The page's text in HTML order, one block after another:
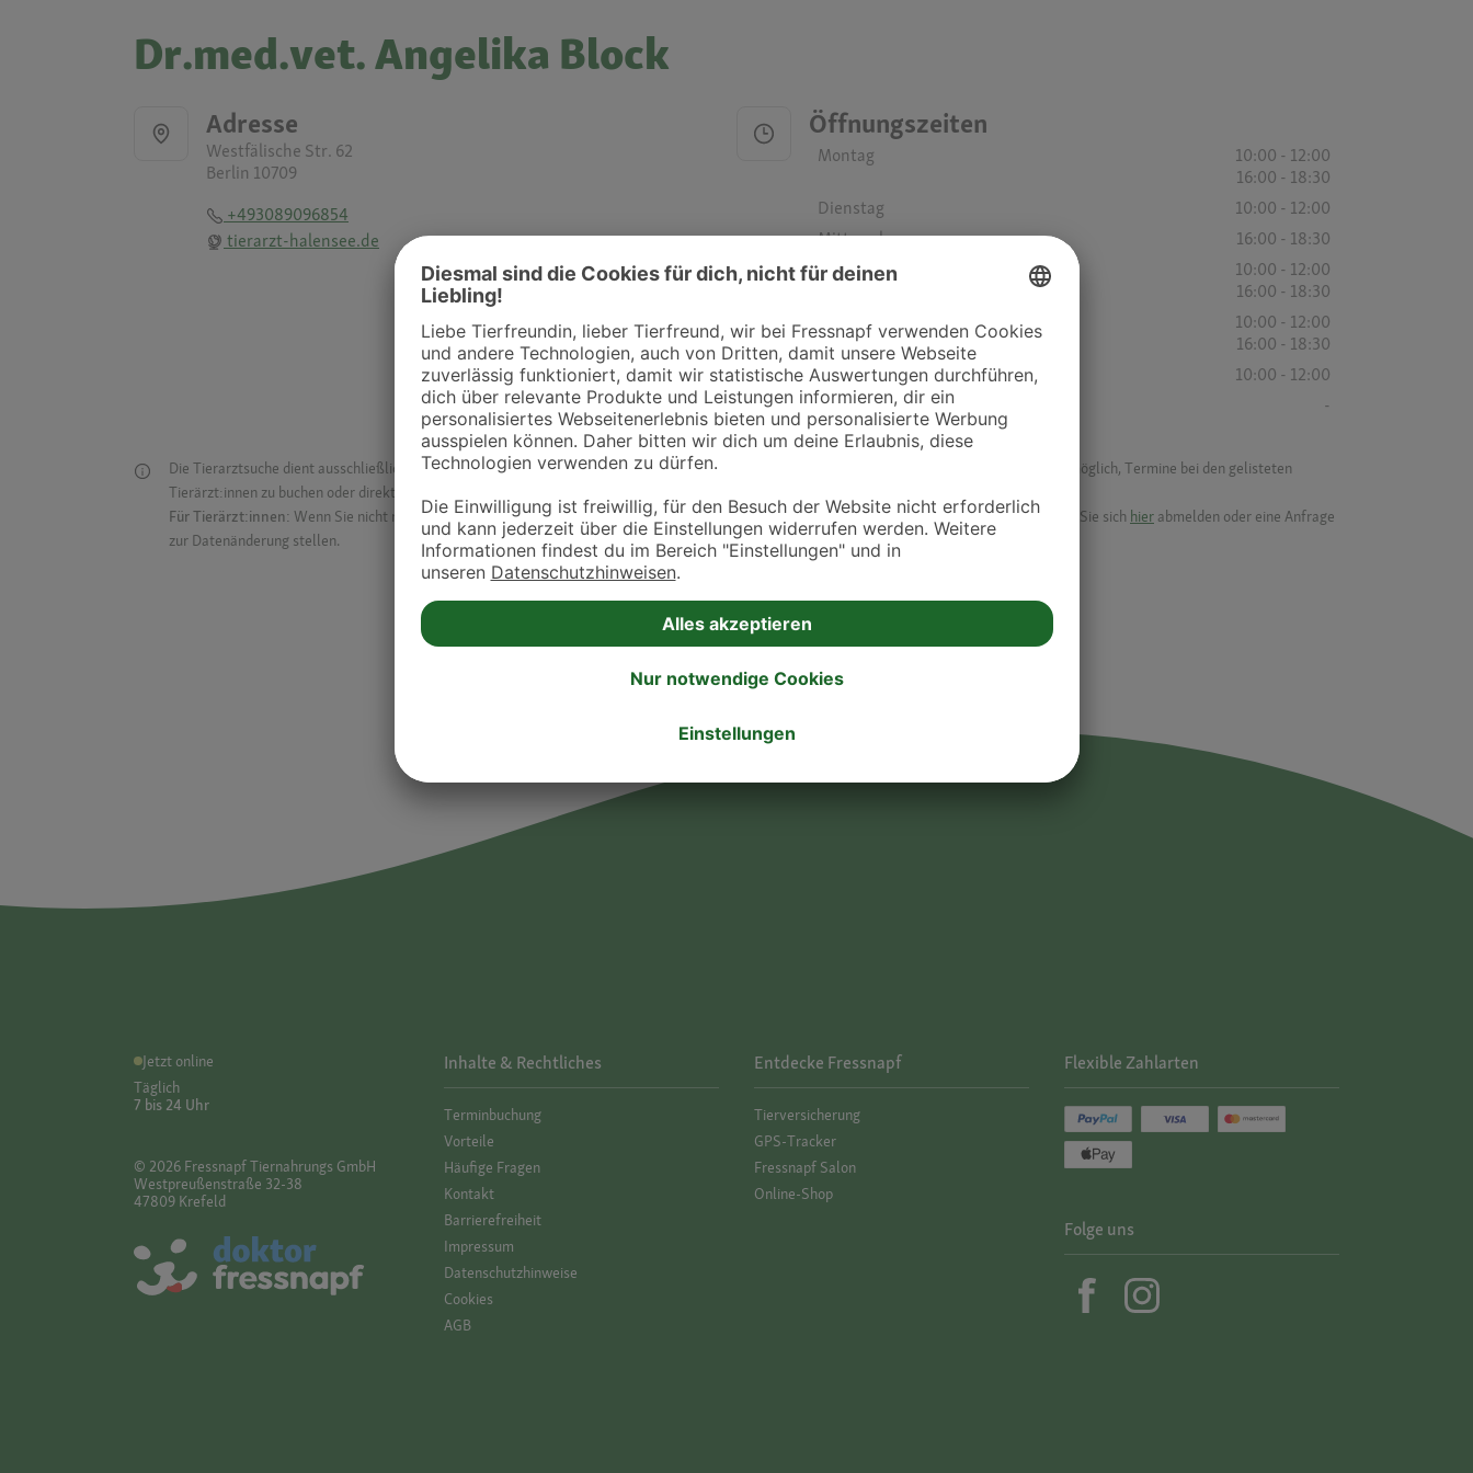
Dr.med.vet. Angelika Block
Adresse
Westfälische Str. 62
Berlin 10709
+493089096854
tierarzt-halensee.de
Öffnungszeiten
Montag
10:00 - 12:00
16:00 - 18:30
Dienstag
10:00 - 12:00
Mittwoch
16:00 - 18:30
Donnerstag
10:00 - 12:00
16:00 - 18:30
Freitag
10:00 - 12:00
16:00 - 18:30
Samstag
10:00 - 12:00
Sonntag
-
Die Tierarztsuche dient ausschließlich dazu, Tierarztpraxen und Kliniken in deiner Nähe übersichtlich anzuzeigen. Über Dr. Fressnapf ist es nicht möglich, Termine bei den gelisteten
Tierärzt:innen zu buchen oder direkt mit ihnen in Kontakt zu treten. Bitte wende dich hierfür direkt an die jeweilige Praxis oder Klinik.
Für Tierärzt:innen: Wenn Sie nicht mehr auf der Dr. Fressnapf Tierarztsuche als Praxis gelistet werden oder Ihre Daten ändern möchten, können Sie sich hier abmelden oder eine Anfrage
zur Datenänderung stellen.
Jetzt online
Täglich
7 bis 24 Uhr
© 2026 Fressnapf Tiernahrungs GmbH
Westpreußenstraße 32-38
47809 Krefeld
Inhalte & Rechtliches
Termin­buchung
Vorteile
Häufige Fragen
Kontakt
Barrierefreiheit
Impressum
Datenschutz­hinweise
Cookies
AGB
Entdecke Fressnapf
Tierversicherung
GPS-Tracker
Fressnapf Salon
Online-Shop
Flexible Zahlarten
Folge uns